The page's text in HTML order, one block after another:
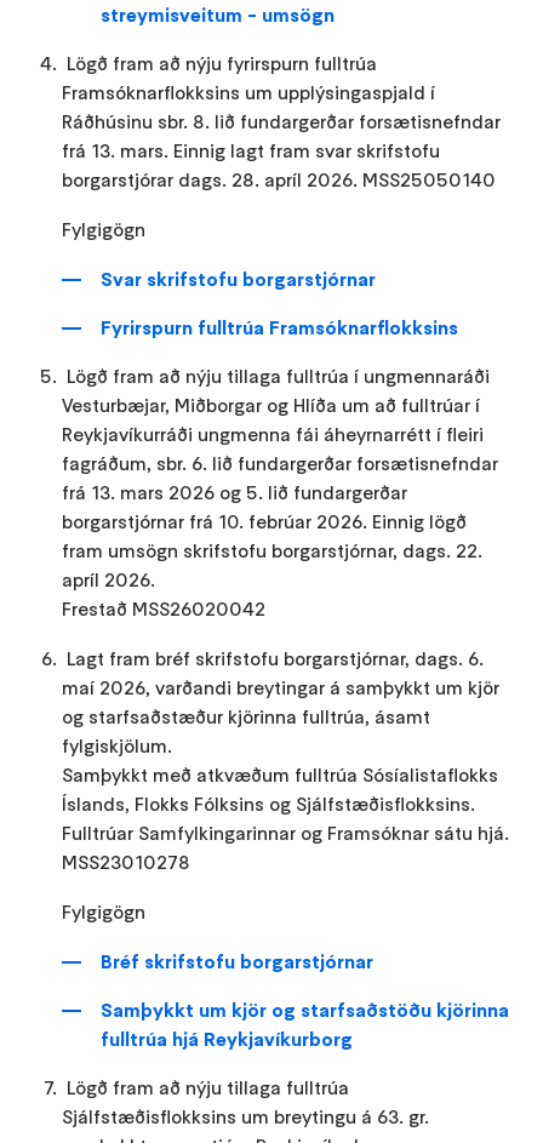
streymisveitum - umsögn
Lögð fram að nýju fyrirspurn fulltrúa
Framsóknarflokksins um upplýsingaspjald í
Ráðhúsinu sbr. 8. lið fundargerðar forsætisnefndar
frá 13. mars. Einnig lagt fram svar skrifstofu
borgarstjórar dags. 28. apríl 2026. MSS25050140
Fylgigögn
Svar skrifstofu borgarstjórnar
Fyrirspurn fulltrúa Framsóknarflokksins
Lögð fram að nýju tillaga fulltrúa í ungmennaráði
Vesturbæjar, Miðborgar og Hlíða um að fulltrúar í
Reykjavíkurráði ungmenna fái áheyrnarrétt í fleiri
fagráðum, sbr. 6. lið fundargerðar forsætisnefndar
frá 13. mars 2026 og 5. lið fundargerðar
borgarstjórnar frá 10. febrúar 2026. Einnig lögð
fram umsögn skrifstofu borgarstjórnar, dags. 22.
apríl 2026.
Frestað MSS26020042
Lagt fram bréf skrifstofu borgarstjórnar, dags. 6.
maí 2026, varðandi breytingar á samþykkt um kjör
og starfsaðstæður kjörinna fulltrúa, ásamt
fylgiskjölum.
Samþykkt með atkvæðum fulltrúa Sósíalistaflokks
Íslands, Flokks Fólksins og Sjálfstæðisflokksins.
Fulltrúar Samfylkingarinnar og Framsóknar sátu hjá.
MSS23010278
Fylgigögn
Bréf skrifstofu borgarstjórnar
Samþykkt um kjör og starfsaðstöðu kjörinna
fulltrúa hjá Reykjavíkurborg
Lögð fram að nýju tillaga fulltrúa
Sjálfstæðisflokksins um breytingu á 63. gr.